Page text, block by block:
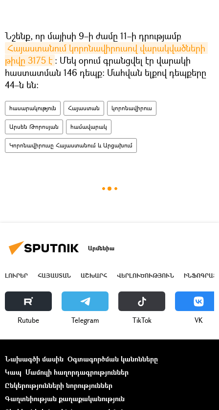
Նշենք, որ մայիսի 9–ի ժամը 11–ի դրությամբ
Հայաստանում կորոնավիրուսով վարակվածների
թիվը 3175 է ։ Մեկ օրում գրանցվել էր վարակի
հաստատման 146 դեպք։ Մահվան ելքով դեպքերը
44–ն են։
հասարակություն Հայաստան կորոնավիրուս
Արսեն Թորոսյան համավարակ
Կորոնավիրուսը Հայաստանում և Արցախում
Արմենիա
ԼՈՒՐԵՐ ՀԱՅԱՍՏԱՆ ԱՇԽԱՐՀ ՎԵՐԼՈՒԾՈՒԹՅՈՒՆ
Rutube Telegram ТikТоk VK
Նախագծի մասին Օգտագործման կանոնները
Կապ Մամուլի հաղորդագրություններ
Ընկերությունների նորություններ
Գաղտնիության քաղաքականություն